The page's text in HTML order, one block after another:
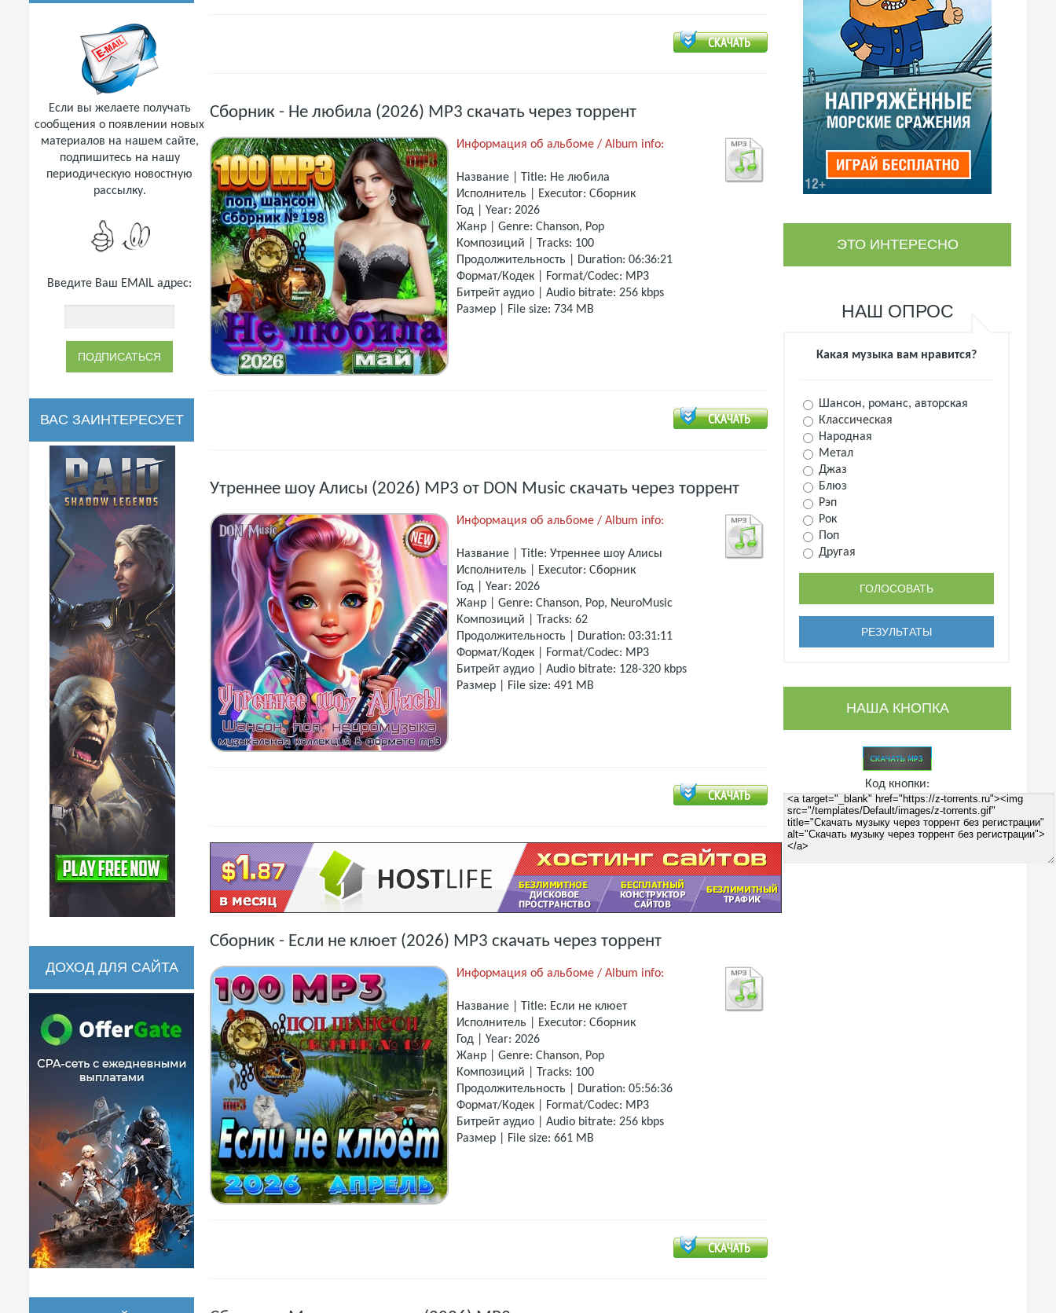
РАССЫЛКА
Если вы желаете получать
сообщения о появлении новых
материалов на нашем сайте,
подпишитесь на нашу
периодическую новостную
рассылку.
Введите Ваш EMAIL адрес:
ВАС ЗАИНТЕРЕСУЕТ
ДОХОД ДЛЯ САЙТА
Сборник - Не любила (2026) МР3 скачать через торрент
Информация об альбоме / Album info:
Название | Title: Не любила
Исполнитель | Executor: Сборник
Год | Year: 2026
Жанр | Genre: Chanson, Pop
Композиций | Tracks: 100
Продолжительность | Duration: 06:36:21
Формат/Кодек | Format/Codec: MP3
Битрейт аудио | Audio bitrate: 256 kbps
Размер | File size: 734 MB
Утреннеe шоу Алисы (2026) MP3 от DON Music скачать через торрент
Информация об альбоме / Album info:
Название | Title: Утреннеe шоу Алисы
Исполнитель | Executor: Сборник
Год | Year: 2026
Жанр | Genre: Chanson, Pop, NeuroMusic
Композиций | Tracks: 62
Продолжительность | Duration: 03:31:11
Формат/Кодек | Format/Codec: MP3
Битрейт аудио | Audio bitrate: 128-320 kbps
Размер | File size: 491 MB
Сборник - Если не клюет (2026) МР3 скачать через торрент
Информация об альбоме / Album info:
Название | Title: Если не клюет
Исполнитель | Executor: Сборник
Год | Year: 2026
Жанр | Genre: Chanson, Pop
Композиций | Tracks: 100
Продолжительность | Duration: 05:56:36
Формат/Кодек | Format/Codec: MP3
Битрейт аудио | Audio bitrate: 256 kbps
Размер | File size: 661 MB
ЭТО ИНТЕРЕСНО
НАШ ОПРОС
Какая музыка вам нравится?
Шансон, романс, авторская
Классическая
Народная
Метал
Джаз
Блюз
Рэп
Рок
Поп
Другая
НАША КНОПКА
Код кнопки: